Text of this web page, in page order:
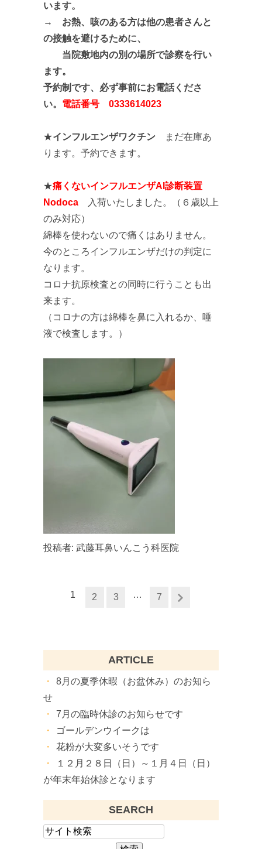
います。
→ お熱、咳のある方は他の患者さんと
の接触を避けるために、
当院敷地内の別の場所で診察を行い
ます。
予約制です、必ず事前にお電話くださ
い。 電話番号 0333614023
★インフルエンザワクチン まだ在庫あ
ります。予約できます。
★痛くないインフルエンザAI診断装置
Nodoca 入荷いたしました。（６歳以上
のみ対応）
綿棒を使わないので痛くはありません。
今のところインフルエンザだけの判定に
なります。
コロナ抗原検査との同時に行うことも出
来ます。
（コロナの方は綿棒を鼻に入れるか、唾
液で検査します。）
投稿者: 武藤耳鼻いんこう科医院
1 2 3 … 7
ARTICLE
8月の夏季休暇（お盆休み）のお知ら
せ
7月の臨時休診のお知らせです
ゴールデンウイークは
花粉が大変多いそうです
１２月２８日（日）～１月４日（日）
が年末年始休診となります
SEARCH